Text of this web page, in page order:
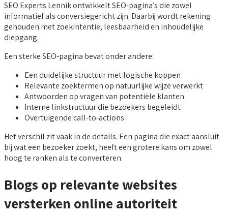
SEO Experts Lennik ontwikkelt SEO-pagina’s die zowel
informatief als conversiegericht zijn. Daarbij wordt rekening
gehouden met zoekintentie, leesbaarheid en inhoudelijke
diepgang.
Een sterke SEO-pagina bevat onder andere:
Een duidelijke structuur met logische koppen
Relevante zoektermen op natuurlijke wijze verwerkt
Antwoorden op vragen van potentiële klanten
Interne linkstructuur die bezoekers begeleidt
Overtuigende call-to-actions
Het verschil zit vaak in de details. Een pagina die exact aansluit
bij wat een bezoeker zoekt, heeft een grotere kans om zowel
hoog te ranken als te converteren.
Blogs op relevante websites
versterken online autoriteit